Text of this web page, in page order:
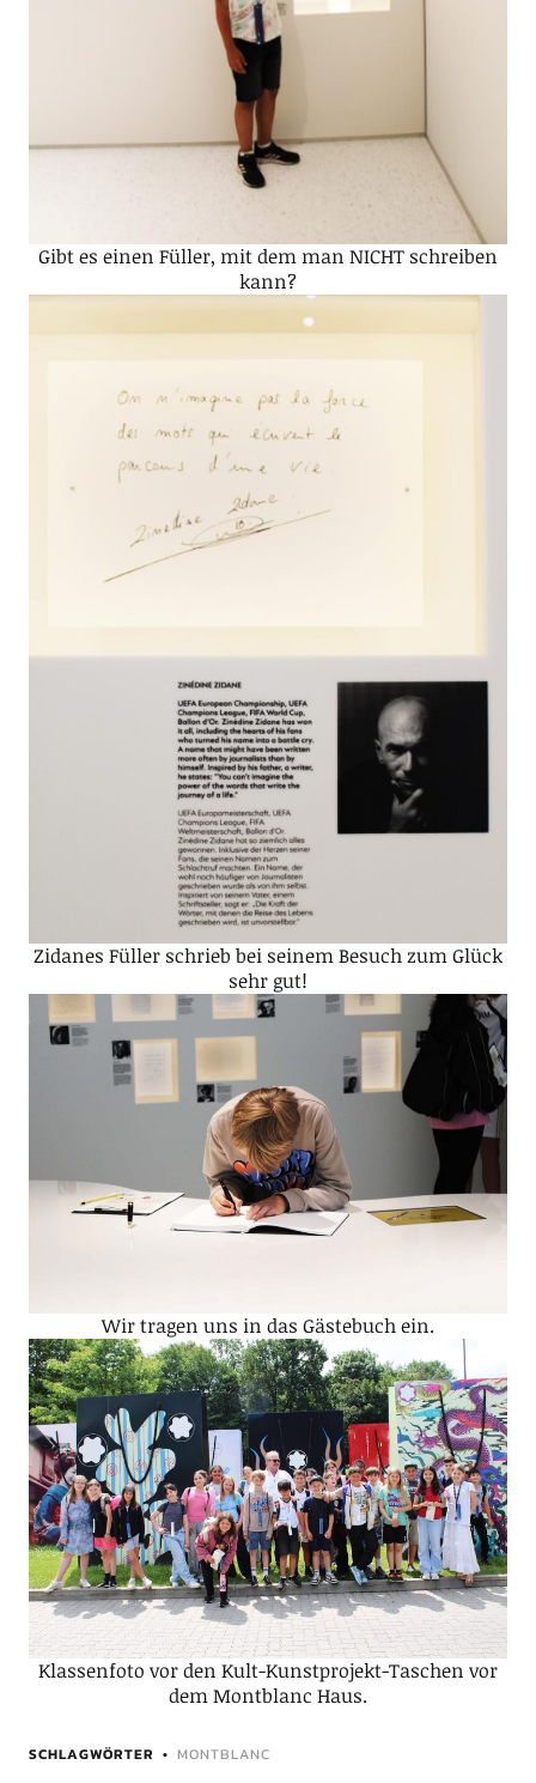
Gibt es einen Füller, mit dem man NICHT schreiben
kann?
Zidanes Füller schrieb bei seinem Besuch zum Glück
sehr gut!
Wir tragen uns in das Gästebuch ein.
Klassenfoto vor den Kult-Kunstprojekt-Taschen vor
dem Montblanc Haus.
SCHLAGWÖRTER MONTBLANC